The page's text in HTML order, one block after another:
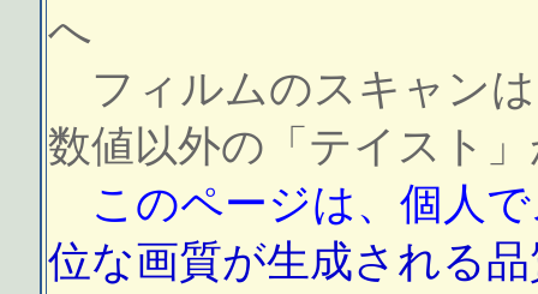
へ
フィルムのスキャン
数値以外の「テイスト
このページは、個人
位な画質が生成される